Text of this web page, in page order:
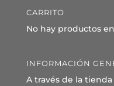
CARRITO
No hay productos
INFORMACIÓN
A través de la